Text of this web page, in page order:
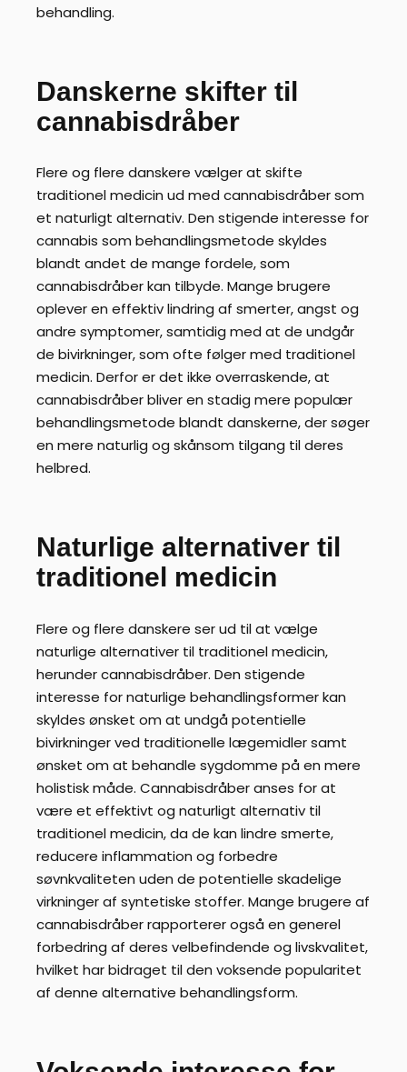
behandling.
Danskerne skifter til
cannabisdråber
Flere og flere danskere vælger at skifte
traditionel medicin ud med cannabisdråber som
et naturligt alternativ. Den stigende interesse for
cannabis som behandlingsmetode skyldes
blandt andet de mange fordele, som
cannabisdråber kan tilbyde. Mange brugere
oplever en effektiv lindring af smerter, angst og
andre symptomer, samtidig med at de undgår
de bivirkninger, som ofte følger med traditionel
medicin. Derfor er det ikke overraskende, at
cannabisdråber bliver en stadig mere populær
behandlingsmetode blandt danskerne, der søger
en mere naturlig og skånsom tilgang til deres
helbred.
Naturlige alternativer til
traditionel medicin
Flere og flere danskere ser ud til at vælge
naturlige alternativer til traditionel medicin,
herunder cannabisdråber. Den stigende
interesse for naturlige behandlingsformer kan
skyldes ønsket om at undgå potentielle
bivirkninger ved traditionelle lægemidler samt
ønsket om at behandle sygdomme på en mere
holistisk måde. Cannabisdråber anses for at
være et effektivt og naturligt alternativ til
traditionel medicin, da de kan lindre smerte,
reducere inflammation og forbedre
søvnkvaliteten uden de potentielle skadelige
virkninger af syntetiske stoffer. Mange brugere af
cannabisdråber rapporterer også en generel
forbedring af deres velbefindende og livskvalitet,
hvilket har bidraget til den voksende popularitet
af denne alternative behandlingsform.